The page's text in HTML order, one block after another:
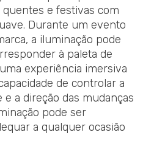
e festivas com
Durante um evento
a iluminação pode
à paleta de
experiência imersiva
de controlar a
a direção das mudanças
pode ser
a qualquer ocasião